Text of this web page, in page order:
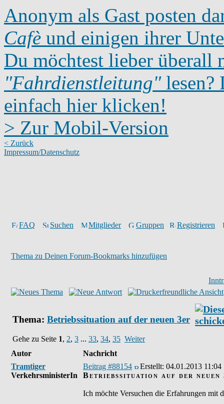
Anonym als Gast posten
Cafè und einigen ihrer
Du möchtest lieber überall
"Fahrdienstleitung"lesen?
einfach hier klicken!
> Zur Mobil-Version
< Zurück
Impressum/Datenschutz
FAQ Suchen Mitglieder Gruppen Registrieren
Thema zu Deinen Forum-Bookmarks hinzufügen
Thema: Betriebssituation auf der neuen 3er
Gehe zu Seite 1, 2, 3 ... 33, 34, 35 Weiter
Autor
Nachricht
Tramtiger
VerkehrsministerIn
Beitrag #88154 Erstellt: 04.01.2013 11:04
Betriebssituation auf der neuen
Ich möchte Versuchen die Erfahrungen mit